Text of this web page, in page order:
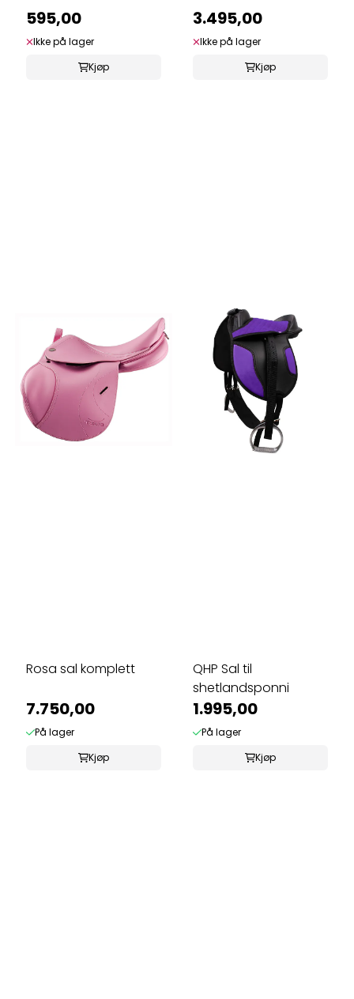
595,00
Ikke på lager
Kjøp
3.495,00
Ikke på lager
Kjøp
Rosa sal komplett
7.750,00
På lager
Kjøp
QHP Sal til
shetlandsponni
1.995,00
På lager
Kjøp